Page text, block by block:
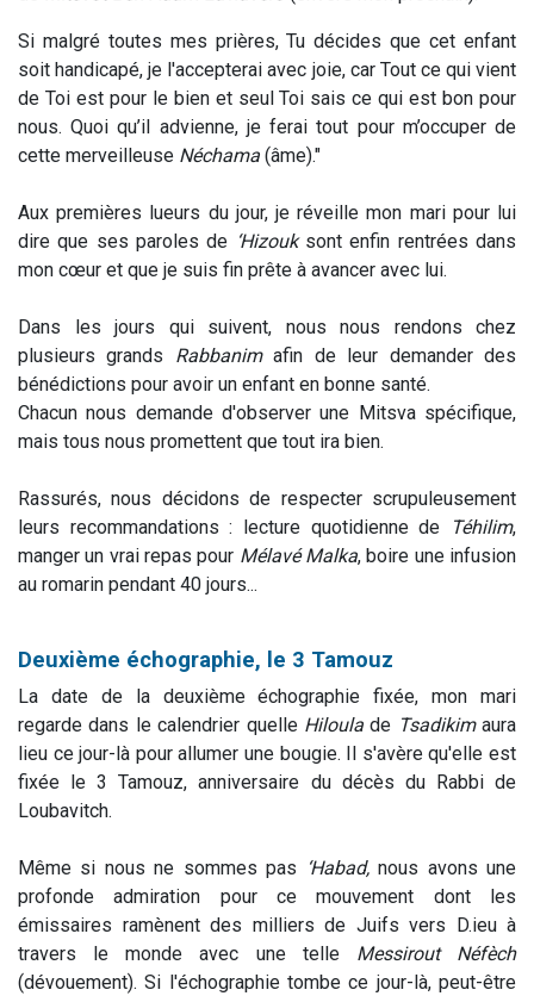
Si malgré toutes mes prières, Tu décides que cet enfant
soit handicapé, je l'accepterai avec joie, car Tout ce qui vient
de Toi est pour le bien et seul Toi sais ce qui est bon pour
nous. Quoi qu’il advienne, je ferai tout pour m’occuper de
cette merveilleuse Néchama (âme)."
Aux premières lueurs du jour, je réveille mon mari pour lui
dire que ses paroles de ‘Hizouksont enfin rentrées dans
mon cœur et que je suis fin prête à avancer avec lui.
Dans les jours qui suivent, nous nous rendons chez
plusieurs grands Rabbanimafin de leur demander des
bénédictions pour avoir un enfant en bonne santé.
Chacun nous demande d'observer une Mitsva spécifique,
mais tous nous promettent que tout ira bien.
Rassurés, nous décidons de respecter scrupuleusement
leurs recommandations : lecture quotidienne de Téhilim,
manger un vrai repas pour Mélavé Malka, boire une infusion
au romarin pendant 40 jours...
Deuxième échographie, le 3 Tamouz
La date de la deuxième échographie fixée, mon mari
regarde dans le calendrier quelle Hiloulade Tsadikimaura
lieu ce jour-là pour allumer une bougie. Il s'avère qu'elle est
fixée le 3 Tamouz, anniversaire du décès du Rabbi de
Loubavitch.
Même si nous ne sommes pas ‘Habad,nous avons une
profonde admiration pour ce mouvement dont les
émissaires ramènent des milliers de Juifs vers D.ieu à
travers le monde avec une telle Messirout Néfèch
(dévouement). Si l'échographie tombe ce jour-là, peut-être